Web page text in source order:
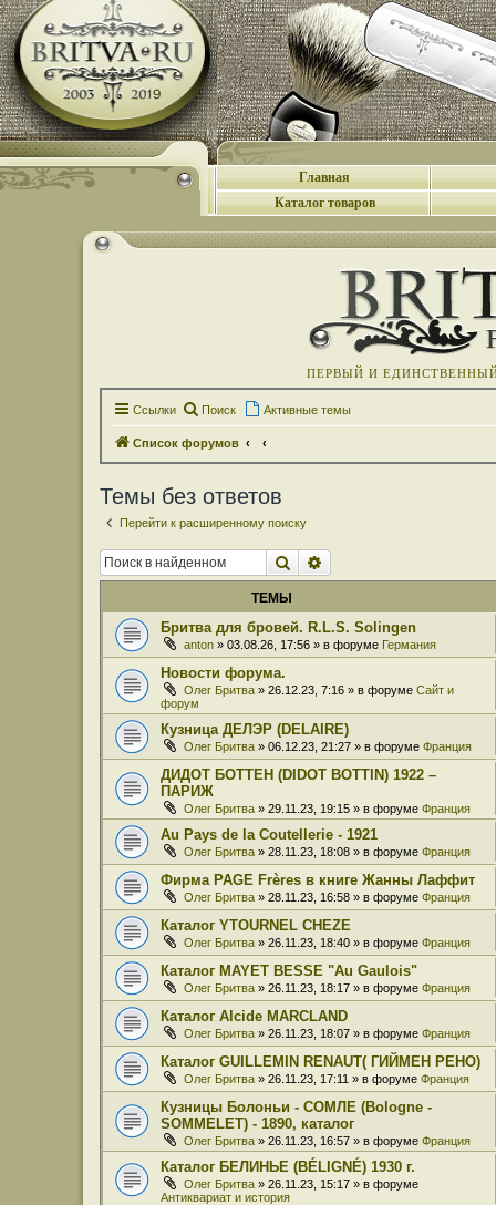
Главная
Каталог товаров
ПЕРВЫЙ И
Ссылки Поиск Активные темы
Список форумов
Темы без ответов
Перейти к расширенному поиску
Поиск
ТЕМЫ
Бритва для бровей. R.L.S. Solingen
anton » 03.08.26, 17:56 » в форуме Германия
Новости форума.
Олег Бритва » 26.12.23, 7:16 » в форуме Сайт и
форум
Кузница ДЕЛЭР (DELAIRE)
Олег Бритва » 06.12.23, 21:27 » в форуме Франция
ДИДОТ БОТТЕН (DIDOT BOTTIN) 1922 –
ПАРИЖ
Олег Бритва » 29.11.23, 19:15 » в форуме Франция
Au Pays de la Coutellerie - 1921
Олег Бритва » 28.11.23, 18:08 » в форуме Франция
Фирма PAGE Frères в книге Жанны Лаффит
Олег Бритва » 28.11.23, 16:58 » в форуме Франция
Каталог YTOURNEL CHEZE
Олег Бритва » 26.11.23, 18:40 » в форуме Франция
Каталог MAYET BESSE "Au Gaulois"
Олег Бритва » 26.11.23, 18:17 » в форуме Франция
Каталог Alcide MARCLAND
Олег Бритва » 26.11.23, 18:07 » в форуме Франция
Каталог GUILLEMIN RENAUT( ГИЙМЕН РЕНО)
Олег Бритва » 26.11.23, 17:11 » в форуме Франция
Кузницы Болоньи - СОМЛЕ (Bologne -
SOMMELET) - 1890, каталог
Олег Бритва » 26.11.23, 16:57 » в форуме Франция
Каталог БЕЛИНЬЕ (BÉLIGNÉ) 1930 г.
Олег Бритва » 26.11.23, 15:17 » в форуме
Антиквариат и история